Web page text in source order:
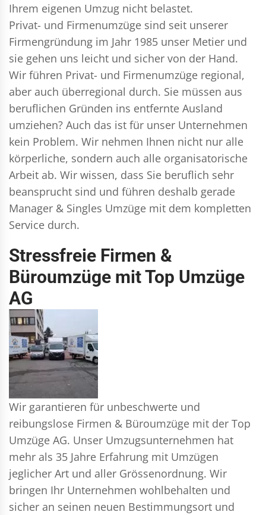
Ihrem eigenen Umzug nicht belastet.
Privat- und Firmenumzüge sind seit unserer
Firmengründung im Jahr 1985 unser Metier und
sie gehen uns leicht und sicher von der Hand.
Wir führen Privat- und Firmenumzüge regional,
aber auch überregional durch. Sie müssen aus
beruflichen Gründen ins entfernte Ausland
umziehen? Auch das ist für unser Unternehmen
kein Problem. Wir nehmen Ihnen nicht nur alle
körperliche, sondern auch alle organisatorische
Arbeit ab. Wir wissen, dass Sie beruflich sehr
beansprucht sind und führen deshalb gerade
Manager & Singles Umzüge mit dem kompletten
Service durch.
Stressfreie Firmen &
Büroumzüge mit Top Umzüge
AG
Wir garantieren für unbeschwerte und
reibungslose Firmen & Büroumzüge mit der Top
Umzüge AG. Unser Umzugsunternehmen hat
mehr als 35 Jahre Erfahrung mit Umzügen
jeglicher Art und aller Grössenordnung. Wir
bringen Ihr Unternehmen wohlbehalten und
sicher an seinen neuen Bestimmungsort und